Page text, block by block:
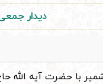
دیدار
با حضرت آیه الله